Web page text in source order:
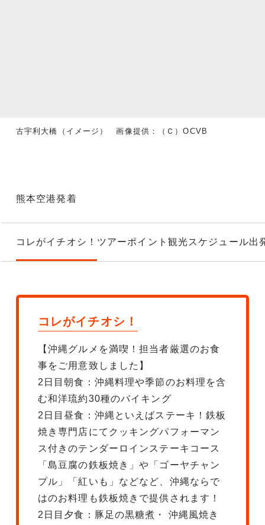
古宇利大橋（イメージ） 画像提供：（Ｃ）OCVB
熊本空港発着
コレがイチオシ！ ツアーポイント 観光スケジュール出
コレがイチオシ！
【沖縄グルメを満喫！担当者厳選のお食
事をご用意致しました】
2日目朝食：沖縄料理や季節のお料理を含
む和洋琉約30種のバイキング
2日目昼食：沖縄といえばステーキ！鉄板
焼き専門店にてクッキングパフォーマン
ス付きのテンダーロインステーキコース
「島豆腐の鉄板焼き」や「ゴーヤチャン
プル」「紅いも」などなど、沖縄ならで
はのお料理も鉄板焼きで提供されます！
2日目夕食：豚足の黒糖煮・ 沖縄風焼き